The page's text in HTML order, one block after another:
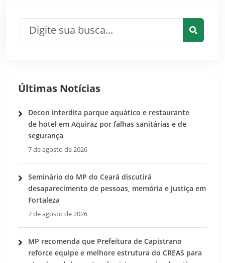
Últimas Notícias
Decon interdita parque aquático e restaurante
de hotel em Aquiraz por falhas sanitárias e de
segurança
7 de agosto de 2026
Seminário do MP do Ceará discutirá
desaparecimento de pessoas, memória e justiça em
Fortaleza
7 de agosto de 2026
MP recomenda que Prefeitura de Capistrano
reforce equipe e melhore estrutura do CREAS para